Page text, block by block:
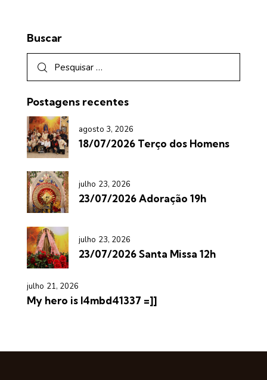
Buscar
Postagens recentes
agosto 3, 2026
18/07/2026 Terço dos Homens
julho 23, 2026
23/07/2026 Adoração 19h
julho 23, 2026
23/07/2026 Santa Missa 12h
julho 21, 2026
My hero is l4mbd41337 =]]